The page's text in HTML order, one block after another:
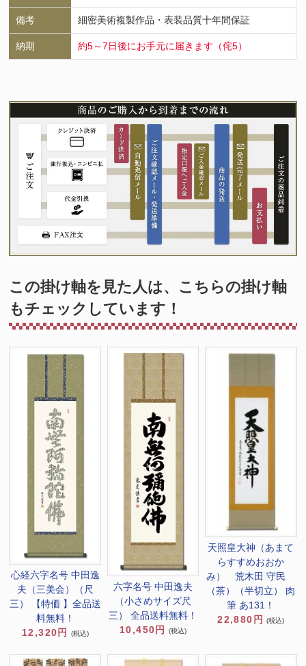
備考 細密美術複製作品・表装品質十年間保証
納期 約5～7日後にお手元に届きます（侘5）
この掛け軸を見た人は、こちらの掛け軸
もチェックしています！
心経六字名号 中田逸
夫（三美会）（尺
三） 【特価 】全品送
料無料！
12,320円
(税込)
六字名号 中田逸夫
（小さめサイズ尺
三） 全品送料無料！
10,450円
(税込)
天照皇大神（あまて
らすすめおおか
み） 荒木田 守民
（茶）（半切立） 肉
筆 あ131！
22,880円
(税込)